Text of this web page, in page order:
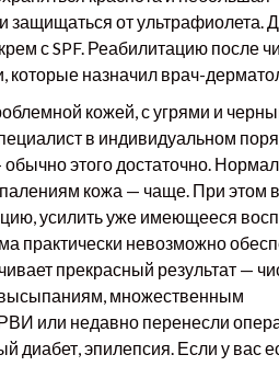
защищаться от ультрафиолета.
с SPF. Реабилитацию после
назначил врач-
кожей, с угрями и
в индивидуальном
обычно этого достаточно.
кожа — чаще. При этом
усилить уже имеющееся
практически невозможно
прекрасный результат —
высыпаниям, множественным
или недавно перенесли
эпилепсия. Если у вас